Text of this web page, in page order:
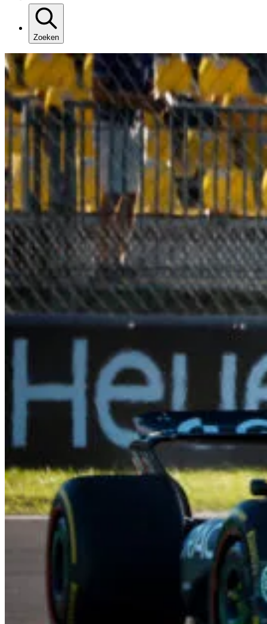
Zoeken